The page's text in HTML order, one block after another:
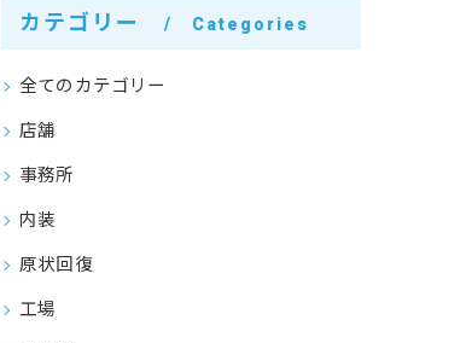
カテゴリー Categories
全てのカテゴリー
店舗
事務所
内装
原状回復
工場